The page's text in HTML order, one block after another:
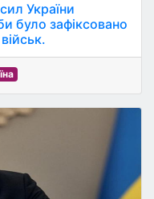
України
було зафіксовано